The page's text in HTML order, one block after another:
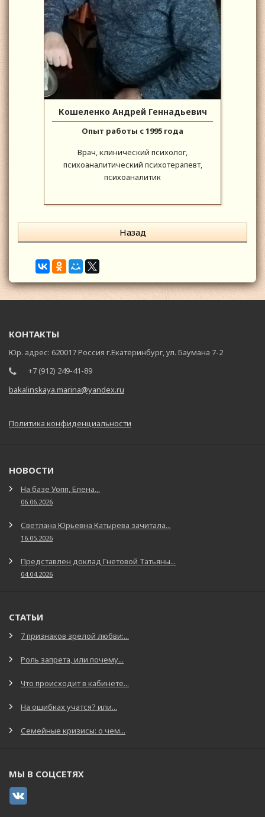
Кошеленко Андрей Геннадьевич
Опыт работы с 1995 года
Врач, клинический психолог,
психоаналитический психотерапевт,
психоаналитик
Назад
КОНТАКТЫ
Юр. адрес: 620017 Россия г.Екатеринбург, ул. Баумана 7-2
+7 (912) 249-41-89
bakalinskaya.marina@yandex.ru
Политика конфиденциальности
НОВОСТИ
На базе Уопп, Елена...
06.06.2026
Светлана Юрьевна Катырева зачитала...
16.05.2026
Представлен доклад Гнетовой Татьяны...
04.04.2026
СТАТЬИ
7 признаков зрелой любви:...
Роль запрета, или почему...
Что происходит в кабинете...
На ошибках учатся? или...
Семейные кризисы: о чем...
МЫ В СОЦСЕТЯХ